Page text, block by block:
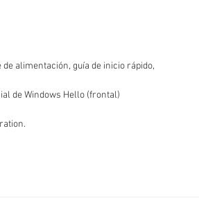
alimentación, guía de inicio rápido,
de Windows Hello (frontal)